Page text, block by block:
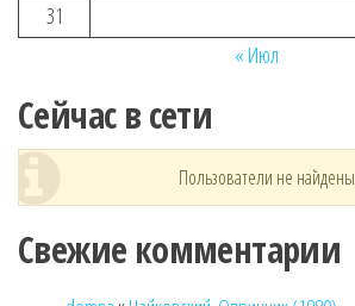
31
« Июл
Сейчас в сети
Пользователи не найдены
Свежие комментарии